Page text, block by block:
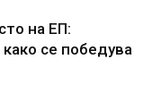
на ЕП:
се победува